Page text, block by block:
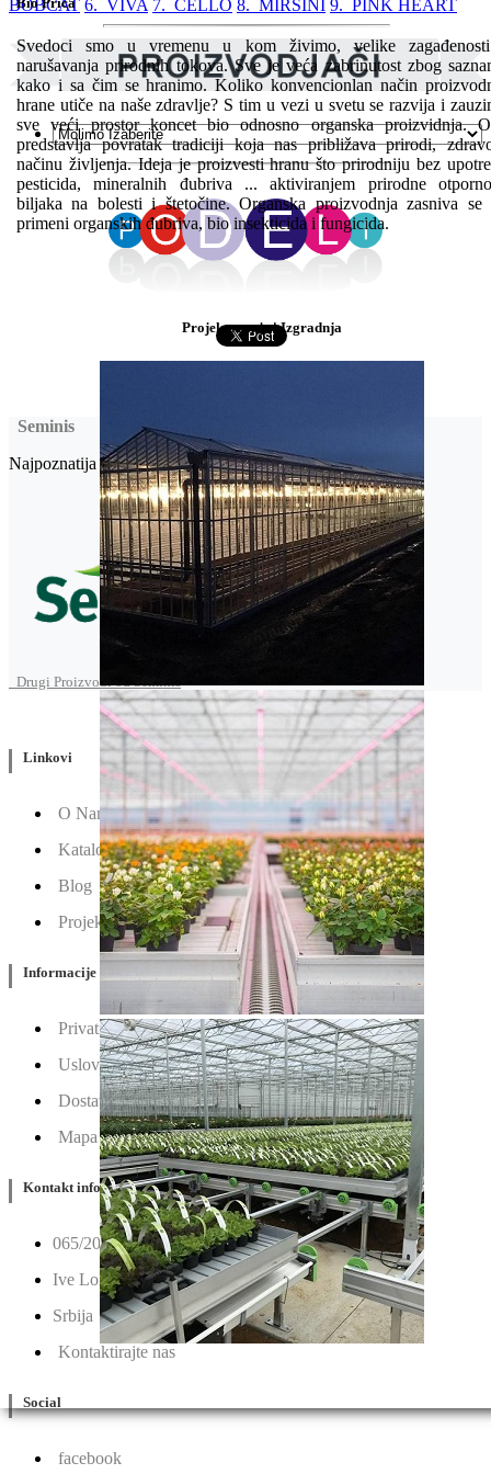
Svedoci smo u vremenu u kom živimo, velike
narušavanja prirodnih tokova. Sve je veća zabrinutost zbog
kako i sa čim se hranimo. Koliko konvencionlan način
hrane utiče na naše zdravlje? S tim u vezi u svetu se razvija i
sve veći prostor koncet bio odnosno organska proizvidnja.
predstavlja povratak tradiciji koja nas približava prirodi,
načinu življenja. Ideja je proizvesti hranu što prirodniju bez
pesticida, mineralnih đubriva ... aktiviranjem prirodne
biljaka na bolesti i štetočine. Organska proizvodnja zasniva se
primeni organskih đubriva, bio insekticida i fungicida.
Projektovanje i Izgradnja
BOBCAT 6. VIVA 7. CELLO 8. MIRSINI 9. PINK HEART
Seminis
Najpoznatija semenska kuća povrća na svetu.
Drugi Proizvodi od Seminis
Linkovi
O Nama
Katalozi
Blog
Projektovanje / Izgradnja
Informacije
Privatnost & Kolačići
Uslovi Korišćenja
Dostava & Povraćaj
Mapa
Kontakt info
065/202-52-02
Ive Lole Ribara 65, 22406 Irig
Srbija
Kontaktirajte nas
Social
facebook